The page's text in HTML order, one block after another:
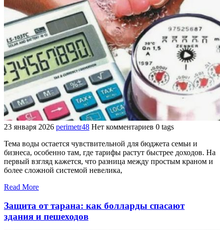
23 января 2026 perimetr48 Нет комментариев 0 tags
Тема воды остается чувствительной для бюджета семьи и
бизнеса, особенно там, где тарифы растут быстрее доходов. На
первый взгляд кажется, что разница между простым краном и
более сложной системой невелика,
Read More
Защита от тарана: как болларды спасают
здания и пешеходов